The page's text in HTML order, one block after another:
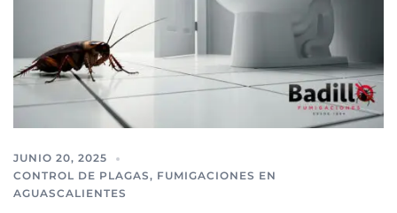
JUNIO 20, 2025
CONTROL DE PLAGAS, FUMIGACIONES EN
AGUASCALIENTES